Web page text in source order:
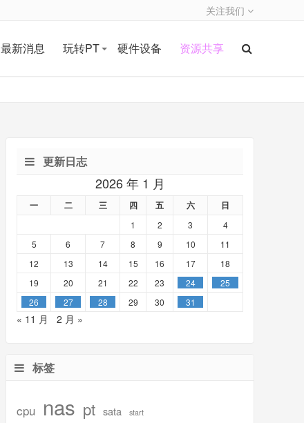
关注我们
最新消息 玩转PT 硬件设备 资源共享
更新日志
2026 年 1 月
一 二 三 四 五 六 日
1 2 3
4
5
6 7 8 9 10
11
12
13 14 15 16 17
18
19
20 21 22 23 24
25
26
27 28 29 30 31
« 11 月 2 月 »
标签
cpu nas pt sata start